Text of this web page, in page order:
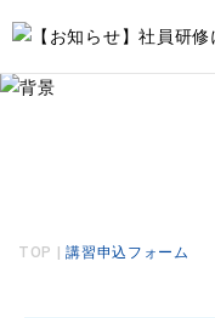
TOP |講習申込フォーム